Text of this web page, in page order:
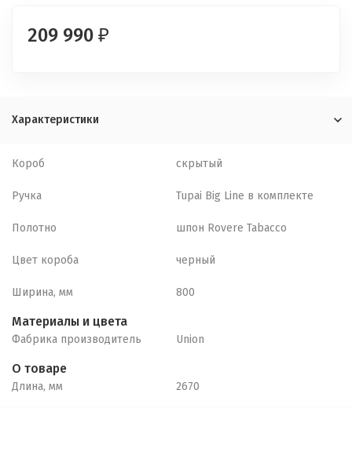
209 990 ₽
Характеристики
Короб скрытый
Ручка Tupai Big Line в комплекте
Полотно шпон Rovere Tabacco
Цвет короба черный
Ширина, мм 800
Материалы и цвета
Фабрика производитель Union
О товаре
Длина, мм 2670